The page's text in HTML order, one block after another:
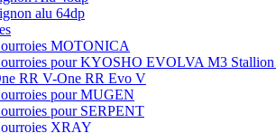
alu 64dp
MOTONICA
pour KYOSHO EVOLVA M3
RR V-One RR Evo V
pour MUGEN
pour SERPENT
XRAY